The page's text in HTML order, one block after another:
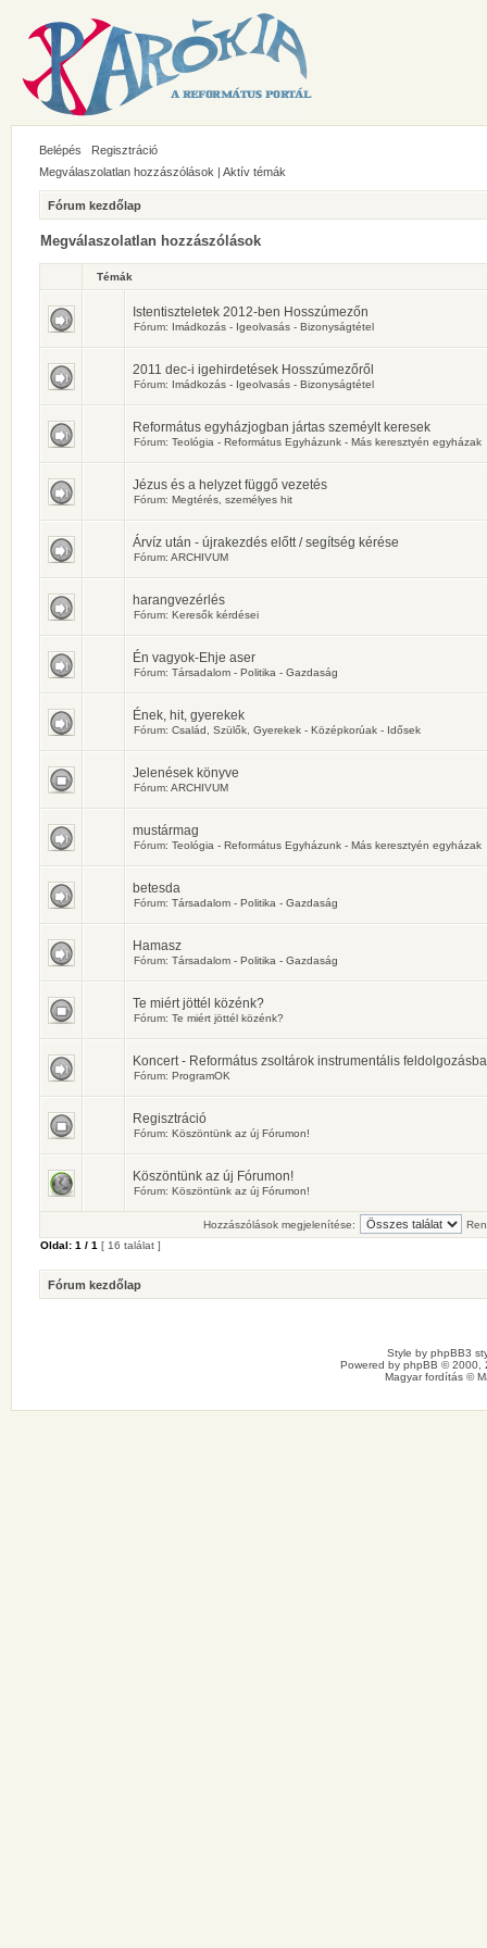
Belépés
Regisztráció
Megválaszolatlan hozzászólások | Aktív témák
Fórum kezdőlap
Megválaszolatlan hozzászólások
Témák
Istentiszteletek 2012-ben Hosszúmezőn
Fórum: Imádkozás - Igeolvasás - Bizonyságtétel
2011 dec-i igehirdetések Hosszúmezőről
Fórum: Imádkozás - Igeolvasás - Bizonyságtétel
Református egyházjogban jártas szeméylt keresek
Fórum: Teológia - Református Egyházunk - Más keresztyén egyházak
Jézus és a helyzet függő vezetés
Fórum: Megtérés, személyes hit
Árvíz után - újrakezdés előtt / segítség kérése
Fórum: ARCHIVUM
harangvezérlés
Fórum: Keresők kérdései
Én vagyok-Ehje aser
Fórum: Társadalom - Politika - Gazdaság
Ének, hit, gyerekek
Fórum: Család, Szülők, Gyerekek - Középkorúak - Idősek
Jelenések könyve
Fórum: ARCHIVUM
mustármag
Fórum: Teológia - Református Egyházunk - Más keresztyén egyházak
betesda
Fórum: Társadalom - Politika - Gazdaság
Hamasz
Fórum: Társadalom - Politika - Gazdaság
Te miért jöttél közénk?
Fórum: Te miért jöttél közénk?
Koncert - Református zsoltárok instrumentális
Fórum: ProgramOK
Regisztráció
Fórum: Köszöntünk az új Fórumon!
Köszöntünk az új Fórumon!
Fórum: Köszöntünk az új Fórumon!
Hozzászólások megjelenítése:
Oldal: 1 / 1 [ 16 találat ]
Fórum kezdőlap
Style by phpBB3
Powered by phpBB © 2000,
Magyar fordítás ©